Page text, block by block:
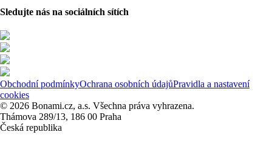
Sledujte nás na sociálních sítích
Obchodní podmínkyOchrana osobních údajůPravidla a nastavení
cookies
© 2026 Bonami.cz, a.s. Všechna práva vyhrazena.
Thámova 289/13, 186 00 Praha
Česká republika